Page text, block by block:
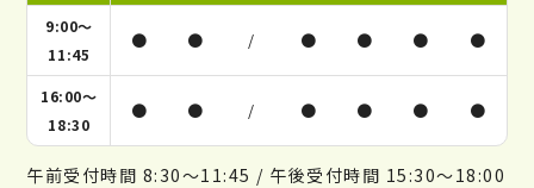
9:00～
11:45
● ● / ● ● ● ●
16:00～
18:30
● ● / ● ● ● ●
午前受付時間 8:30～11:45 / 午後受付時間 15:30～18:00